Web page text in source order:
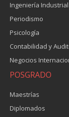
Ingeniería Industrial
Periodismo
Psicología
Contabilidad y
Negocios
POSGRADO
Maestrías
Diplomados